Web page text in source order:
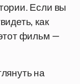
Если вы
как
фильм —
на